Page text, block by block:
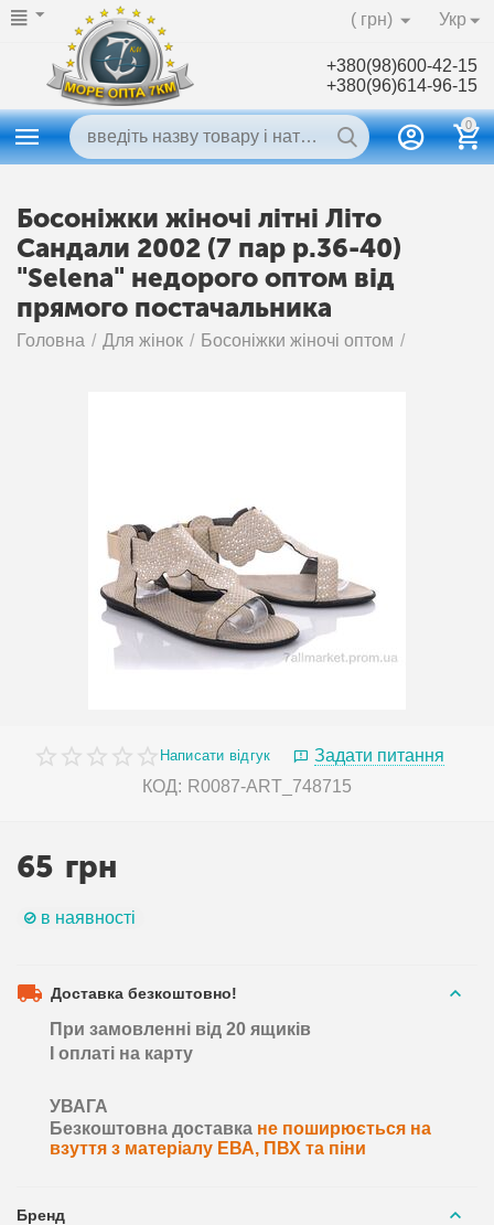
Укр
( грн)
+380(98)600-42-15
+380(96)614-96-15
0
Босоніжки жіночі літні Літо
Сандали 2002 (7 пар р.36-40)
"Selena" недорого оптом від
прямого постачальника
Головна / Для жінок / Босоніжки жіночі оптом /
Написати відгук
Задати питання
КОД: R0087-ART_748715
65 грн
в наявності
Доставка безкоштовно!
При замовленні від 20 ящиків
І оплаті на карту
УВАГА
Безкоштовна доставка не поширюється на
взуття з матеріалу ЕВА, ПВХ та піни
Бренд